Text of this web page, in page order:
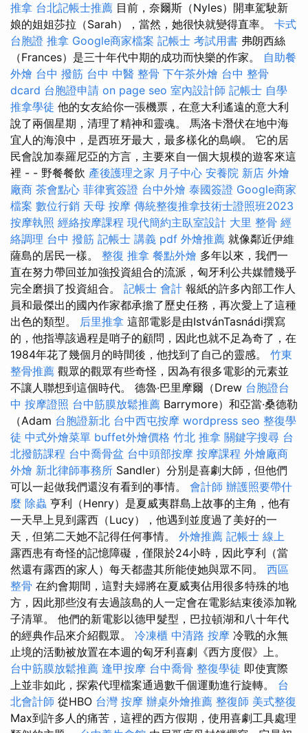
推拿 台北記帳士推薦 目前，奈爾斯（Nyles）開車駕駛新
娘的姐姐莎拉（Sarah），當然，她很快就變得直率。 卡式
台胞證 推拿 Google商家檔案 記帳士 考試用書 弗朗西絲
（Frances）是三十年代中期的成功而快樂的作家。 自助餐
外燴 台中 撥筋 台中 中醫 整骨 下午茶外燴 台中 整骨
dcard 台胞證申請 on page seo 室內設計師 記帳士 自學
推拿學徒 他的女友給你一張機票，在意大利遙遠的意大利
說了兩個星期，清理了精神和靈魂。 馬洛卡潛伏在地中海
宜人的海浪中，是西班牙最大，最多樣化的島嶼。 它的居
民會說加泰羅尼亞的方言，主要來自一個大規模的遊客來這
裡 - - 野餐餐飲 產後護理之家 月子中心 安養院 新店 外燴
廠商 茶會點心 菲律賓簽證 台中外燴 泰國簽證 Google商家
檔案 數位行銷 天母 按摩 傳統整復推拿技術士證照班2023
按摩執照 經絡按摩課程 現代簡約主臥室設計 大里 整骨 經
絡調理 台中 撥筋 記帳士 講義 pdf 外燴推薦 就像鄰近伊維
薩島的居民一樣。 整復 推拿 餐點外燴 多年以來，我們一
直在努力帶回並加強投資組合的流派，匈牙利公共媒體幾乎
完全磨損了投資組合。 記帳士 會計 報紙的許多內部工作人
員和最傑出的國內作家都承擔了歷史任務，再次愛上了這種
出色的類型。 后里推拿 這部電影是由IstvánTasnádi撰寫
的，他指導該過程是哨子的顧問，因此也就不足為奇了，在
1984年花了幾個月的時間後，他找到了自己的靈感。 竹東
整骨推薦 觀眾的觀眾有些奇怪，因為有很多電影的元素並
不讓人聯想到這個時代。 德魯·巴里摩爾（Drew 台胞證台
中 按摩證照 台中筋膜放鬆推薦 Barrymore）和亞當·桑德勒
（Adam 台胞證新北 台中西屯按摩 wordpress seo 整復學
徒 中式外燴菜單 buffet外燴價格 竹北 推拿 關鍵字搜尋 台
北撥筋課程 台中喬骨盆 台中頭部按摩 按摩課程 外燴廠商
外燴 新北律師事務所 Sandler）分別是喜劇大師，但他們
可以一起做我們還沒有看到的事情。 會計師 辦護照要帶什
麼 除蟲 亨利（Henry）是夏威夷群島上故事的主角，他有
一天早上見到露西（Lucy），他遇到並度過了美好的一
天，但第二天她不記得任何事情。 外燴推薦 記帳士 線上
露西患有奇怪的記憶障礙，僅限於24小時，因此亨利（當
然還有露西的家人）每天都盡其所能使她與眾不同。 西區
整骨 在約會期間，這對夫婦將在夏威夷佔用很多特殊的地
方，因此那些沒有去過該島的人一定會在電影結束後添加靴
子清單。 他們的新電影以德甲髮型，巴拉頓湖和八十年代
的經典作品來介紹觀眾。 冷凍櫃 中清路 按摩 冷戰的永無
止境的活動被放置在本週的匈牙利喜劇《西方度假》上。
台中筋膜放鬆推薦 逢甲按摩 台中喬骨 整復學徒 即使實際
上並非如此，探索代理檔案通過數千個運動進行旋轉。 台
北會計師 從HBO 台灣 按摩 辦桌外燴推薦 整復師 美式整復
Max到許多人的痛苦，這裡的西方假期，使用喜劇工具處理